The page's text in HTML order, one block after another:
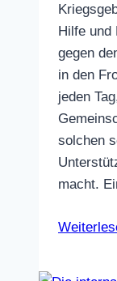
Hilfe und
gegen
in den
jeden
solchen
macht.